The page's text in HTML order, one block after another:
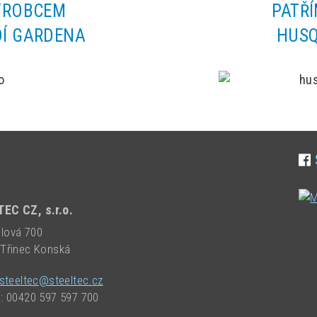
GARDENA
CZ, s.r.o.
700
Konská
00420 597 597 700